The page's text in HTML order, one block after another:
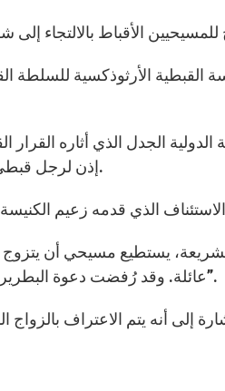
القبطية الأرثوذكسية للسلطة
الدولية الجدل الذي أثاره
إذن لرجل قبطي مطلق هو هاني وصفي نجيب ليتزوج مرة ثانية.
يستطيع مسيحي أن
عائلة. وقد رُفضت دعوة البطريرك شنودة إلى منع الأقباط من الزواج مرة أخرى”.